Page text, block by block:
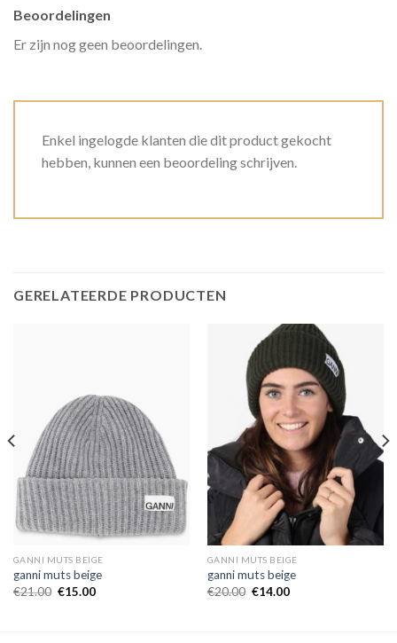
Beoordelingen
Er zijn nog geen beoordelingen.
Enkel ingelogde klanten die dit product gekocht
hebben, kunnen een beoordeling schrijven.
GERELATEERDE PRODUCTEN
GANNI MUTS BEIGE
ganni muts beige
€21.00 €15.00
GANNI MUTS BEIGE
ganni muts beige
€20.00 €14.00